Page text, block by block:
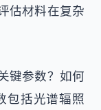
估材料在复杂
键参数？如何
包括光谱辐照